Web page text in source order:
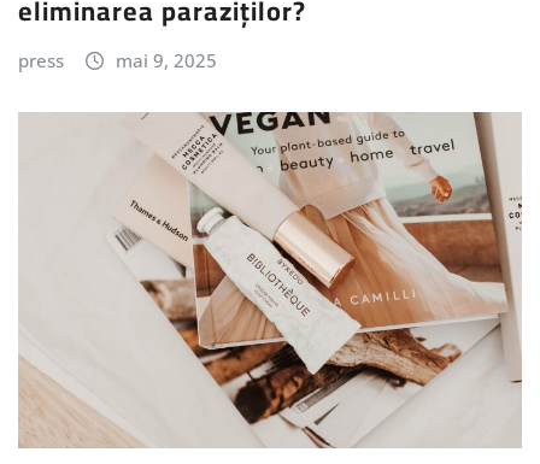
eliminarea paraziților?
press mai 9, 2025